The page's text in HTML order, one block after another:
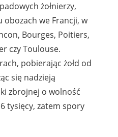
żołnierzy,
obozach we Francji, w
Bourges, Poitiers,
czy Toulouse.
pobierając żołd od
się nadzieją
zbrojnej o wolność
tysięcy, zatem spory